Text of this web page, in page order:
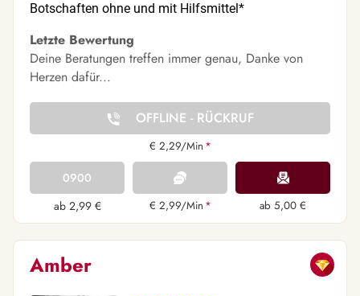
Botschaften ohne und mit Hilfsmittel*
Letzte Bewertung
Deine Beratungen treffen immer genau, Danke von
Herzen dafür...
OFFLINE - RÜCKRUF
€ 2,29/Min *
0900
ab 2,99 €
€ 2,99/Min * ab 5,00 €
Amber